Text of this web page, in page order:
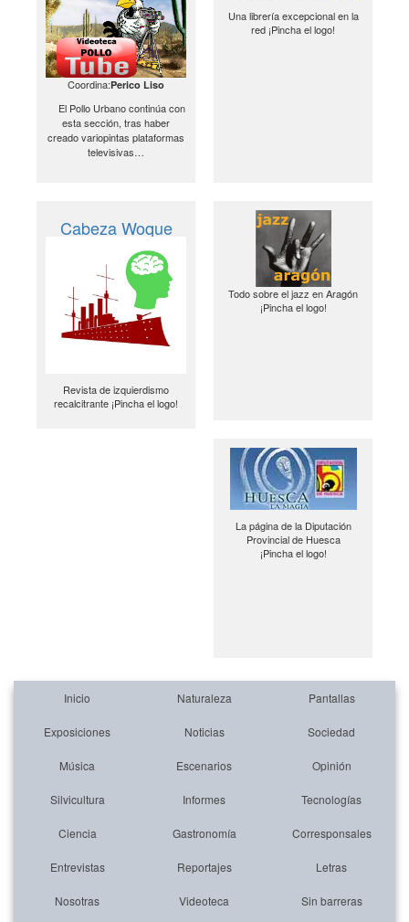
Coordina:Perico Liso
El Pollo Urbano continúa con
esta sección, tras haber
creado variopintas plataformas
televisivas…
Una librería excepcional en la
red ¡Pincha el logo!
Cabeza Woque
Revista de izquierdismo
recalcitrante ¡Pincha el logo!
Todo sobre el jazz en Aragón
¡Pincha el logo!
La página de la Diputación
Provincial de Huesca
¡Pincha el logo!
Inicio Naturaleza Pantallas
Exposiciones Noticias Sociedad
Música Escenarios Opinión
Silvicultura Informes Tecnologías
Ciencia Gastronomía Corresponsales
Entrevistas Reportajes Letras
Nosotras Videoteca Sin barreras